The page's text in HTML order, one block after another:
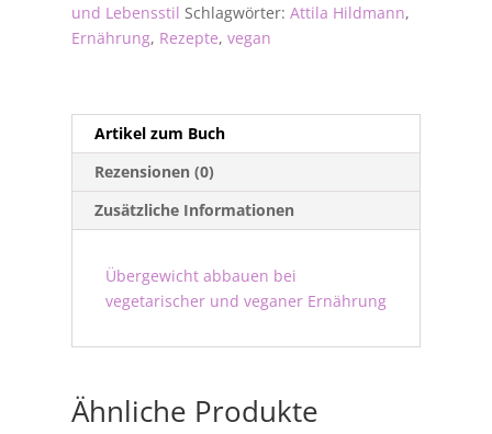
und Lebensstil Schlagwörter: Attila Hildmann,
Ernährung, Rezepte, vegan
Artikel zum Buch
Rezensionen (0)
Zusätzliche Informationen
Übergewicht abbauen bei
vegetarischer und veganer Ernährung
Ähnliche Produkte